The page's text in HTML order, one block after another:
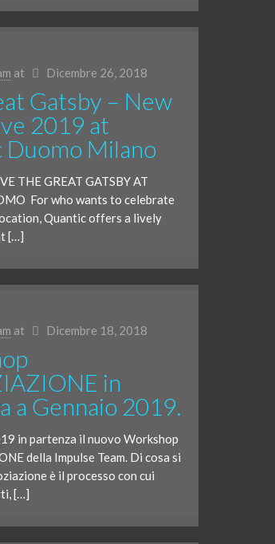
at Dicembre 26, 2018
Gatsby – New
2019 at
Duomo Milano
THE GREAT GATSBY AT
For who wants to celebrate
Quantic offers a lively
[…]
at Dicembre 18, 2018
in
a Gennaio 2019.
in partenza il nuovo Workshop
della Impulse Team. Di cosa si
è il processo con cui
[…]